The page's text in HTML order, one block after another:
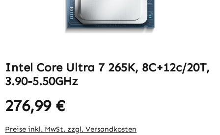
Intel Core Ultra 7 265K, 8C+12c/20T,
3.90-5.50GHz
Regulärer Preis:
276,99 €
Preise inkl. MwSt. zzgl. Versandkosten